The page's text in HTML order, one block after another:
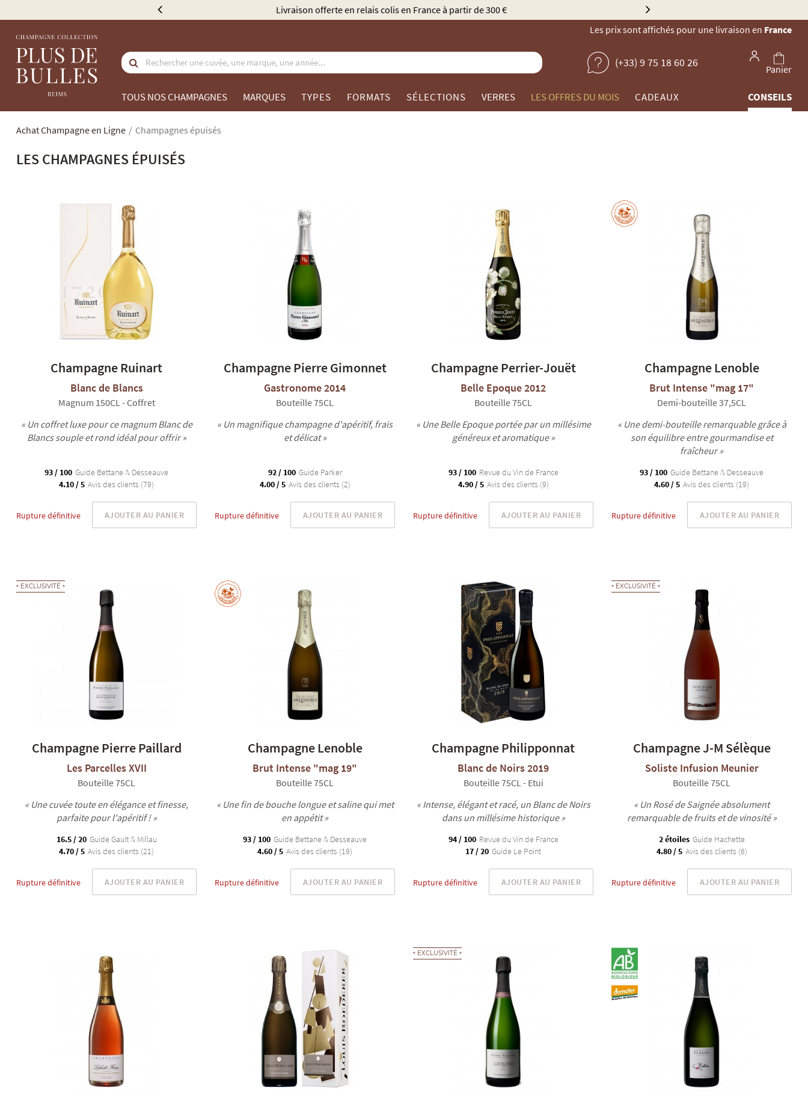
Élu Meilleur Caviste Champagne par Gault & Millau
Les prix sont affichés pour une livraison en France
(+33) 9 75 18 60 26
Panier
TOUS NOS CHAMPAGNES MARQUES TYPES FORMATS SÉLECTIONS VERRES LES OFFRES DU MOIS CADEAUX CONSEILS
Achat Champagne en Ligne Champagnes épuisés
LES CHAMPAGNES ÉPUISÉS
Champagne Ruinart
Blanc de Blancs
Magnum 150CL - Coffret
« Un coffret luxe pour ce magnum Blanc de
Blancs souple et rond idéal pour offrir »
93 / 100 Guide Bettane & Desseauve
4.10 / 5 Avis des clients (79)
Rupture définitive AJOUTER AU PANIER
Champagne Pierre Gimonnet
Gastronome 2014
Bouteille 75CL
« Un magnifique champagne d'apéritif, frais
et délicat »
92 / 100 Guide Parker
4.00 / 5 Avis des clients (2)
Rupture définitive AJOUTER AU PANIER
Champagne Perrier-Jouët
Belle Epoque 2012
Bouteille 75CL
« Une Belle Epoque portée par un millésime
généreux et aromatique »
93 / 100 Revue du Vin de France
4.90 / 5 Avis des clients (9)
Rupture définitive AJOUTER AU PANIER
Champagne Lenoble
Brut Intense "mag 17"
Demi-bouteille 37,5CL
« Une demi-bouteille remarquable grâce à
son équilibre entre gourmandise et
fraîcheur »
93 / 100 Guide Bettane & Desseauve
4.60 / 5 Avis des clients (19)
Rupture définitive AJOUTER AU PANIER
EXCLUSIVITÉ
Champagne Pierre Paillard
Les Parcelles XVII
Bouteille 75CL
« Une cuvée toute en élégance et finesse,
parfaite pour l'apéritif ! »
16.5 / 20 Guide Gault & Millau
4.70 / 5 Avis des clients (21)
Rupture définitive AJOUTER AU PANIER
Champagne Lenoble
Brut Intense "mag 19"
Bouteille 75CL
« Une fin de bouche longue et saline qui met
en appétit »
93 / 100 Guide Bettane & Desseauve
4.60 / 5 Avis des clients (19)
Rupture définitive AJOUTER AU PANIER
Champagne Philipponnat
Blanc de Noirs 2019
Bouteille 75CL - Etui
« Intense, élégant et racé, un Blanc de Noirs
dans un millésime historique »
94 / 100 Revue du Vin de France
17 / 20 Guide Le Point
Rupture définitive AJOUTER AU PANIER
EXCLUSIVITÉ
Champagne J-M Sélèque
Soliste Infusion Meunier
Bouteille 75CL
« Un Rosé de Saignée absolument
remarquable de fruits et de vinosité »
2 étoiles Guide Hachette
4.80 / 5 Avis des clients (6)
Rupture définitive AJOUTER AU PANIER
EXCLUSIVITÉ